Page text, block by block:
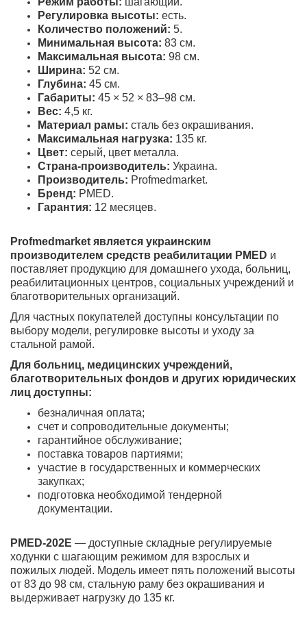
Регулировка высоты: есть.
Количество положений: 5.
Минимальная высота: 83 см.
Максимальная высота: 98 см.
Ширина: 52 см.
Глубина: 45 см.
Габариты: 45 × 52 × 83–98 см.
Вес: 4,5 кг.
Материал рамы: сталь без окрашивания.
Максимальная нагрузка: 135 кг.
Цвет: серый, цвет металла.
Страна-производитель: Украина.
Производитель: Profmedmarket.
Бренд: PMED.
Гарантия: 12 месяцев.
Profmedmarket является украинским
производителем средств реабилитации PMED и
поставляет продукцию для домашнего ухода, больниц,
реабилитационных центров, социальных учреждений и
благотворительных организаций.
Для частных покупателей доступны консультации по
выбору модели, регулировке высоты и уходу за
стальной рамой.
Для больниц, медицинских учреждений,
благотворительных фондов и других юридических
лиц доступны:
безналичная оплата;
счет и сопроводительные документы;
гарантийное обслуживание;
поставка товаров партиями;
участие в государственных и коммерческих
закупках;
подготовка необходимой тендерной
документации.
PMED-202E — доступные складные регулируемые
ходунки с шагающим режимом для взрослых и
пожилых людей. Модель имеет пять положений высоты
от 83 до 98 см, стальную раму без окрашивания и
выдерживает нагрузку до 135 кг.